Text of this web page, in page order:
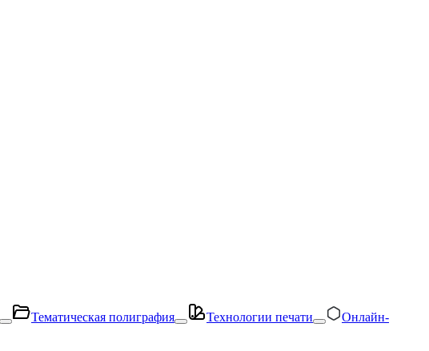
Тематическая полиграфия Технологии печати
Онлайн-